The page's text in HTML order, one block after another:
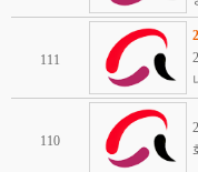
111
110